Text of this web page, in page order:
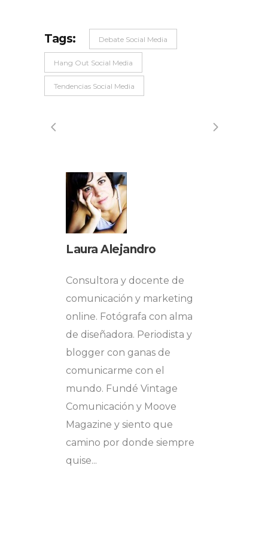
Tags: Debate Social Media
Hang Out Social Media
Tendencias Social Media
Laura Alejandro
Consultora y docente de
comunicación y marketing
online. Fotógrafa con alma
de diseñadora. Periodista y
blogger con ganas de
comunicarme con el
mundo. Fundé Vintage
Comunicación y Moove
Magazine y siento que
camino por donde siempre
quise...